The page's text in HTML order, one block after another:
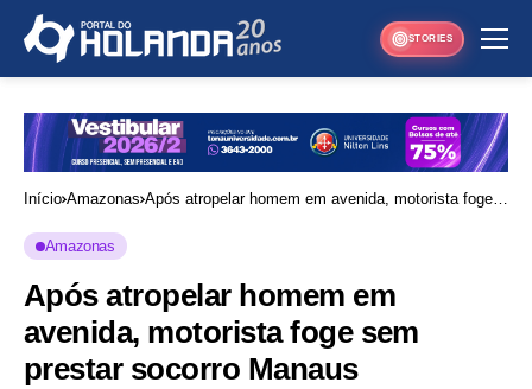
STORIES
Início Amazonas Após atropelar homem em avenida, motorista foge
Amazonas
Após atropelar homem em
avenida, motorista foge sem
prestar socorro Manaus